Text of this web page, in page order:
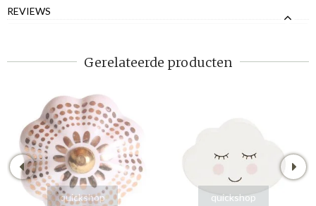
REVIEWS
Gerelateerde producten
quickshop quickshop